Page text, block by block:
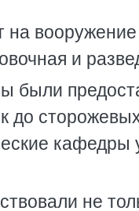
на
и
были
до
кафедры
не